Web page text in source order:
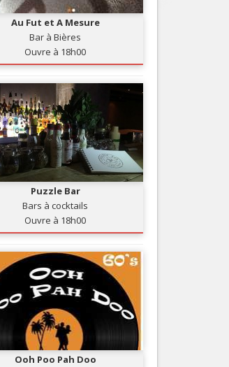
sports, ...
...
Nice la plaine du Var
Nice Aéroport
Au Fut et A Mesure
Bar à Bières
Ouvre à 18h00
Puzzle Bar
Bars à cocktails
Ouvre à 18h00
Ooh Poo Pah Doo